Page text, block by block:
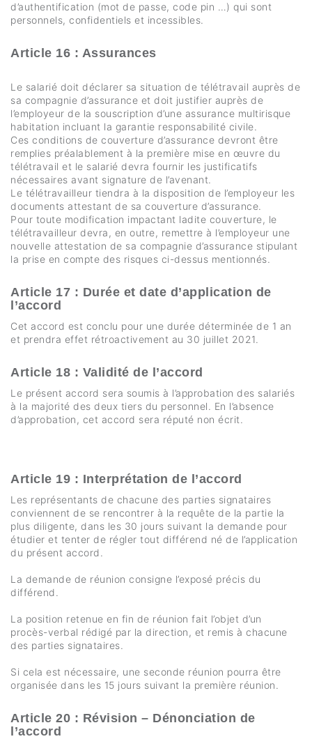
d’authentification (mot de passe, code pin …) qui sont
personnels, confidentiels et incessibles.
Article 16 : Assurances
Le salarié doit déclarer sa situation de télétravail auprès de
sa compagnie d’assurance et doit justifier auprès de
l’employeur de la souscription d’une assurance multirisque
habitation incluant la garantie responsabilité civile.
Ces conditions de couverture d’assurance devront être
remplies préalablement à la première mise en œuvre du
télétravail et le salarié devra fournir les justificatifs
nécessaires avant signature de l’avenant.
Le télétravailleur tiendra à la disposition de l’employeur les
documents attestant de sa couverture d’assurance.
Pour toute modification impactant ladite couverture, le
télétravailleur devra, en outre, remettre à l’employeur une
nouvelle attestation de sa compagnie d’assurance stipulant
la prise en compte des risques ci-dessus mentionnés.
Article 17 : Durée et date d’application de
l’accord
Cet accord est conclu pour une durée déterminée de 1 an
et prendra effet rétroactivement au 30 juillet 2021.
Article 18 : Validité de l’accord
Le présent accord sera soumis à l’approbation des salariés
à la majorité des deux tiers du personnel. En l’absence
d’approbation, cet accord sera réputé non écrit.
Article 19 : Interprétation de l’accord
Les représentants de chacune des parties signataires
conviennent de se rencontrer à la requête de la partie la
plus diligente, dans les 30 jours suivant la demande pour
étudier et tenter de régler tout différend né de l’application
du présent accord.
La demande de réunion consigne l’exposé précis du
différend.
La position retenue en fin de réunion fait l’objet d’un
procès-verbal rédigé par la direction, et remis à chacune
des parties signataires.
Si cela est nécessaire, une seconde réunion pourra être
organisée dans les 15 jours suivant la première réunion.
Article 20 : Révision – Dénonciation de
l’accord